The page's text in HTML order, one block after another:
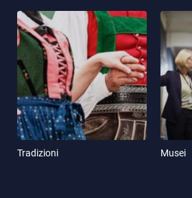
Tradizioni Musei